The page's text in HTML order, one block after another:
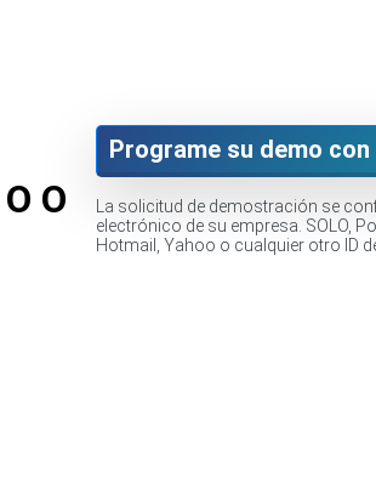
O O
Programe su demo con
La solicitud de demostración se
electrónico de su empresa. SOLO,
Hotmail, Yahoo o cualquier otro ID